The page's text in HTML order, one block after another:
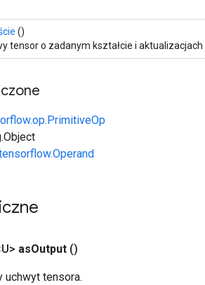
()
tensor o zadanym kształcie i
asOutput ()
uchwyt tensora.